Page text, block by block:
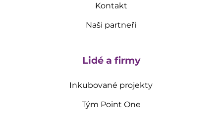
Kontakt
Naši partneři
Lidé a firmy
Inkubované projekty
Tým Point One